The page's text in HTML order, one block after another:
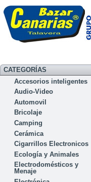
CATEGORÍAS
Accesorios inteligentes
Audio-Video
Automovil
Bricolaje
Camping
Cerámica
Cigarrillos Electronicos
Ecología y Animales
Electrodomésticos y
Menaje